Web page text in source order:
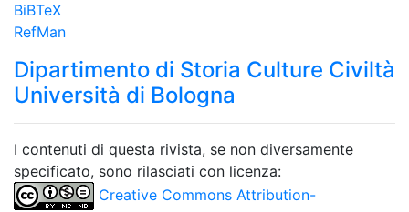
BiBTeX
RefMan
Dipartimento di Storia Culture Civiltà
Università di Bologna
I contenuti di questa rivista, se non diversamente
specificato, sono rilasciati con licenza:
Creative Commons Attribution-